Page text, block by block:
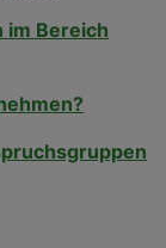
im Bereich